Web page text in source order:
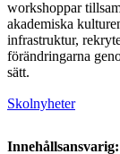
workshoppar
akademiska
infrastruktur,
förändringarna
sätt.
Skolnyheter
Innehållsansvarig: